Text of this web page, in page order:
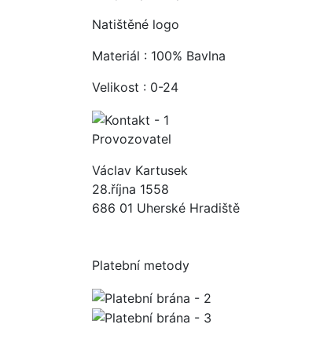
Natištěné logo
Materiál : 100% Bavlna
Velikost : 0-24
Provozovatel
Václav Kartusek
28.října 1558
686 01 Uherské Hradiště
Platební metody